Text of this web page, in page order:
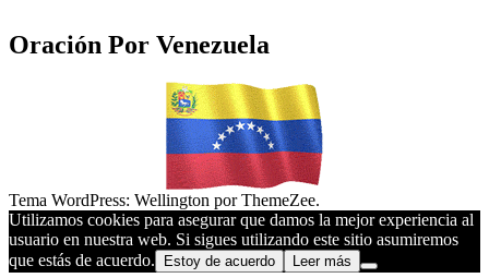
Oración Por Venezuela
Tema WordPress: Wellington por ThemeZee.
Utilizamos cookies para asegurar que damos la mejor experiencia al
usuario en nuestra web. Si sigues utilizando este sitio asumiremos
que estás de acuerdo.
Estoy de acuerdo Leer más